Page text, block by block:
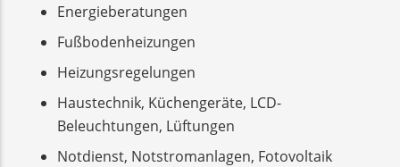
Energieberatungen
Fußbodenheizungen
Heizungsregelungen
Haustechnik, Küchengeräte, LCD-
Beleuchtungen, Lüftungen
Notdienst, Notstromanlagen, Fotovoltaik